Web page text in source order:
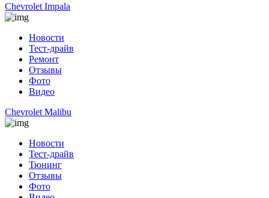
Chevrolet Impala
Новости
Тест-драйв
Ремонт
Отзывы
Фото
Видео
Chevrolet Malibu
Новости
Тест-драйв
Тюнинг
Отзывы
Фото